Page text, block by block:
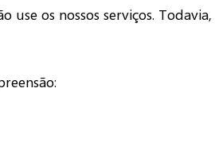
os nossos serviços.